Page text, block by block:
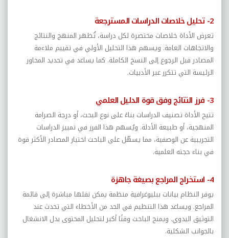
2- تحليل خلاصات الدراسات المسترجعة
تعرض الأداة خلاصات مختصرة لكل دراسة، تُظهر المنهج والنتائج
والاتجاهات العامة. ويسهم هذا التحليل الأولي في تقييم ملاءمة
المصادر قبل الرجوع إلى النسخ الكاملة. كما يساعد في تحديد المحاور
الرئيسة التي تتكرر عبر الأدبيات.
3- فرز النتائج وفق قوة الدليل العلمي
تتيح الأداة تصنيف الدراسات بناءً على نوع البحث، أو درجة الصرامة
المنهجية، أو طبيعة الأدلة. ويُسهم هذا الفرز في تمييز الدراسات
التجريبية عن الوصفية، مما يسهّل على الباحث اختيار المصادر الأكثر قوة
في بناء حجته العلمية.
4- استخراج المراجع بصيغة جاهزة
يوفر النظام بيانات ببليوغرافية منظمة يمكن نقلها مباشرة إلى قائمة
المراجع. ويساعد هذا التنظيم في الحد من الأخطاء التي تحدث عند
التوثيق اليدوي. ويمنح الباحث وقتًا أكبر لتحليل المحتوى بدل الانشغال
بالجوانب الشكلية.